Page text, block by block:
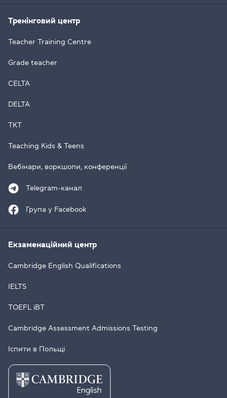
Тренінговий центр
Teacher Training Centre
Grade teacher
CELTA
DELTA
TKT
Teaching Kids & Teens
Вебінари, воркшопи, конференції
Telegram-канал
Група у Facebook
Екзаменаційний центр
Cambridge English Qualifications
IELTS
TOEFL iBT
Cambridge Assessment Admissions Testing
Іспити в Польщі